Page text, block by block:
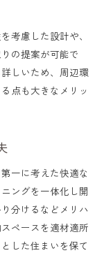
考慮した設計や、
の提案が可能で
しいため、周辺環
点も大きなメリッ
一に考えた快適な
ングを一体化し開
分けるなどメリハ
ペースを適材適所
した住まいを保て